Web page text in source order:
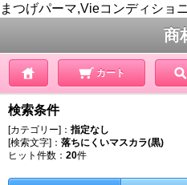
まつげパーマ,Vieコンディショ
商
カート
検索条件
[カテゴリー]： 指定なし
[検索文字]： 落ちにくいマスカラ(黒)
ヒット件数： 20件